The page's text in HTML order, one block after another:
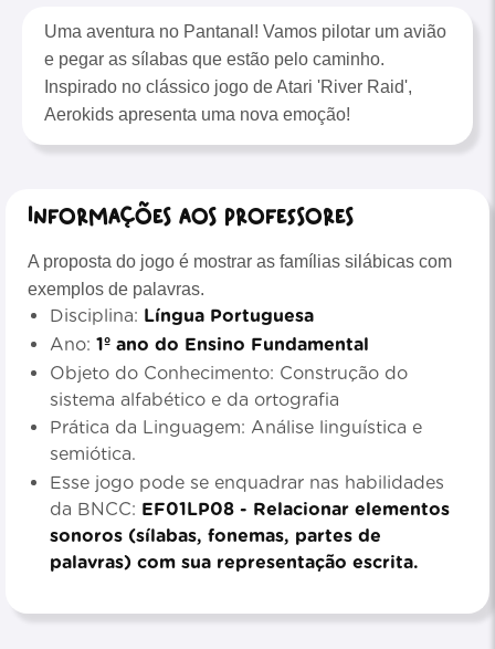
Uma aventura no Pantanal! Vamos pilotar um avião
e pegar as sílabas que estão pelo caminho.
Inspirado no clássico jogo de Atari 'River Raid',
Aerokids apresenta uma nova emoção!
Informações aos professores
A proposta do jogo é mostrar as famílias silábicas com
exemplos de palavras.
Disciplina: Língua Portuguesa
Ano: 1º ano do Ensino Fundamental
Objeto do Conhecimento: Construção do
sistema alfabético e da ortografia
Prática da Linguagem: Análise linguística e
semiótica.
Esse jogo pode se enquadrar nas habilidades
da BNCC: EF01LP08 - Relacionar elementos
sonoros (sílabas, fonemas, partes de
palavras) com sua representação escrita.